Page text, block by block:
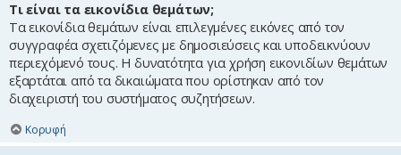
Τι είναι τα εικονίδια θεμάτων;
Τα εικονίδια θεμάτων είναι επιλεγμένες εικόνες από τον
συγγραφέα σχετιζόμενες με δημοσιεύσεις και υποδεικνύουν
περιεχόμενό τους. Η δυνατότητα για χρήση εικονιδίων θεμάτων
εξαρτάται από τα δικαιώματα που ορίστηκαν από τον
διαχειριστή του συστήματος συζητήσεων.
Κορυφή